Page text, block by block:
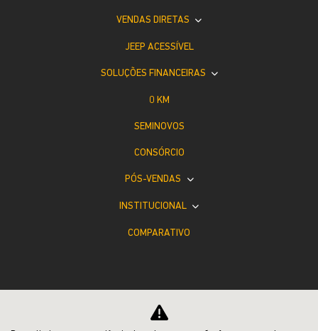
VENDAS DIRETAS
JEEP ACESSÍVEL
SOLUÇÕES FINANCEIRAS
0 KM
SEMINOVOS
CONSÓRCIO
PÓS-VENDAS
INSTITUCIONAL
COMPARATIVO